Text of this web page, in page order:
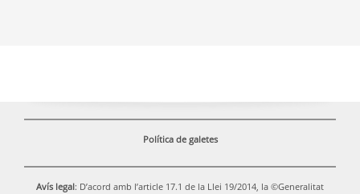
Política de galetes
Avís legal: D’acord amb l’article 17.1 de la Llei 19/2014, la ©Generalitat